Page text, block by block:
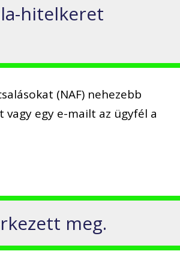
hitelkeret
(NAF) nehezebb
vagy egy e-mailt az ügyfél a
meg.